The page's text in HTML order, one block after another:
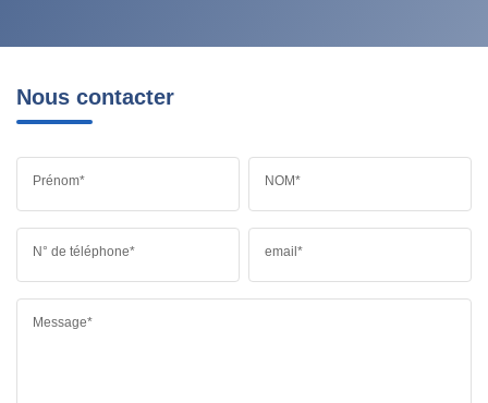
Nous contacter
Prénom* NOM*
N° de téléphone* email*
Message*